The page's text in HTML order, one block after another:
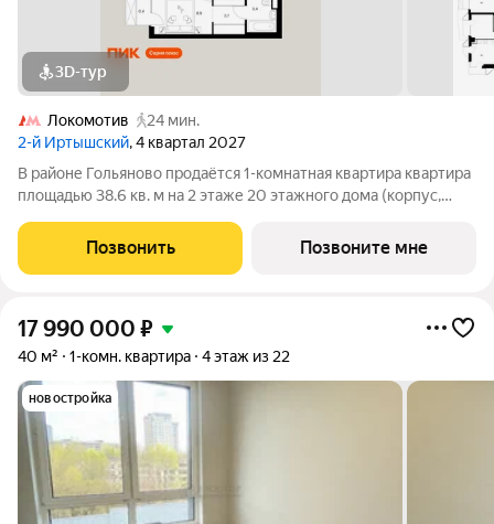
3D-тур
Локомотив
24 мин.
2-й Иртышский, 4 квартал 2027
В районе Гольяново продаётся 1-комнатная квартира квартира
площадью 38.6 кв. м на 2 этаже 20 этажного дома (корпус,
расположение 25 минут пешком до станции метро
«Черкизовская» 14 минут на автомобиле до
Позвонить Позвоните мне
17 990 000 ₽
40 м² 1-комн. квартира 4 этаж из 22
новостройка